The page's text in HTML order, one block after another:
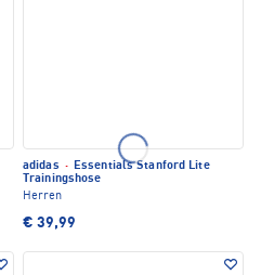
adidas · Essentials Stanford Lite
Trainingshose
Herren
€ 39,99